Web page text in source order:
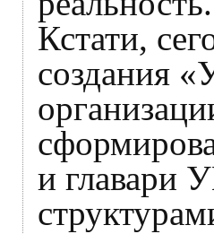
Кстати,
создания
и главари